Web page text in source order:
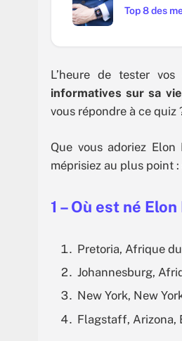
Top 8 des
L’heure de tester
informatives sur sa
vous répondre à ce quiz
Que vous adoriez
méprisiez au plus point :
1 – Où est né
Pretoria, Afrique
Johannesburg,
New York, New
Flagstaff, Arizona,